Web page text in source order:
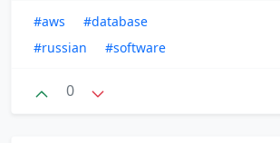
#aws
#database
#russian
#software
0